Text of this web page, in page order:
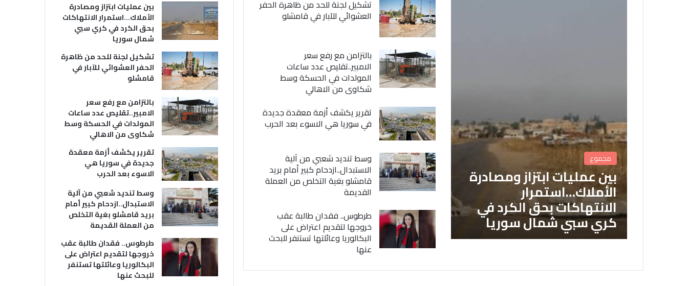
مجموع
بين عمليات ابتزاز ومصادرة
الأملاك…استمرار
الانتهاكات بحق الكرد في
كري سبي شمال سوريا
تشكيل لجنة للحد من ظاهرة الحفر
العشوائي للآبار في قامشلو
بالتزامن مع رفع سعر
الامبير..تقليص عدد ساعات
المولدات في الحسكة وسط
شكاوى من الاهالي
تقرير يكشف أزمة معقدة جديدة
في سوريا هي الاسوء بعد الحرب
وسط تنديد شعبي من آلية
الاستبدال..ازدحام كبير أمام بريد
قامشلو بغية التخلص من العملة
القديمة
طرطوس.. فقدان طالبة عقب
خروجها لتقديم اعتراض على
البكالوريا وعائلتها تستنفر للبحث
عنها
بين عمليات ابتزاز ومصادرة
الأملاك…استمرار الانتهاكات
بحق الكرد في كري سبي
شمال سوريا
تشكيل لجنة للحد من ظاهرة
الحفر العشوائي للآبار في
قامشلو
بالتزامن مع رفع سعر
الامبير..تقليص عدد ساعات
المولدات في الحسكة وسط
شكاوى من الاهالي
تقرير يكشف أزمة معقدة
جديدة في سوريا هي
الاسوء بعد الحرب
وسط تنديد شعبي من آلية
الاستبدال..ازدحام كبير أمام
بريد قامشلو بغية التخلص
من العملة القديمة
طرطوس.. فقدان طالبة عقب
خروجها لتقديم اعتراض على
البكالوريا وعائلتها تستنفر
للبحث عنها